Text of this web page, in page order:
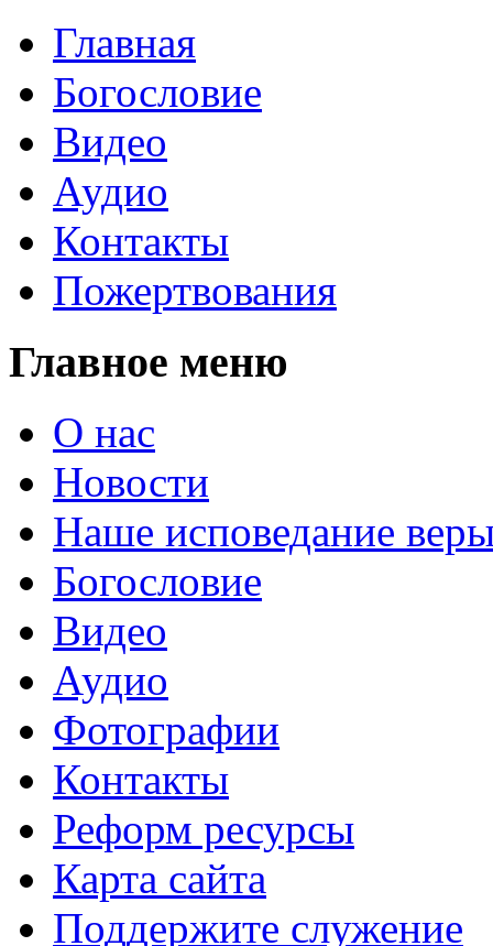
Главная
Богословие
Видео
Аудио
Контакты
Пожертвования
Главное меню
О нас
Новости
Наше исповедание
Богословие
Видео
Аудио
Фотографии
Контакты
Реформ ресурсы
Карта сайта
Поддержите служение